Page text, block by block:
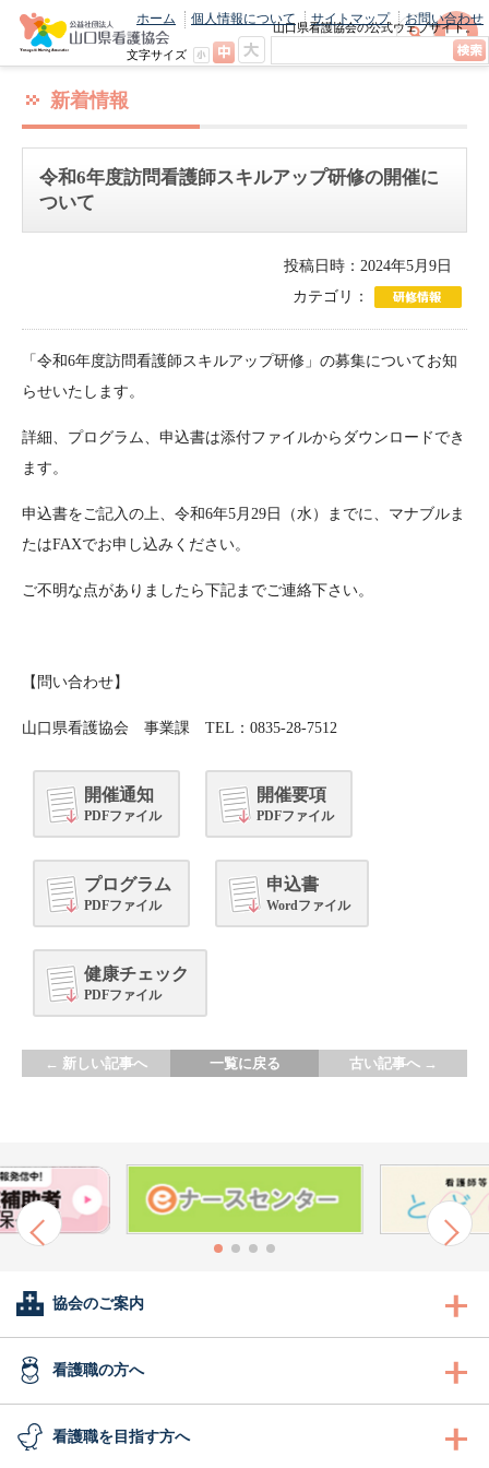
山口県看護協会の公式ウェブサイト。
最新のニュースやお知らせをいち早くお
ホーム 個人情報について サイトマップ お問い合わせ
文字サイズ
新着情報
令和6年度訪問看護師スキルアップ研修の開催に
ついて
投稿日時：2024年5月9日
カテゴリ：
「令和6年度訪問看護師スキルアップ研修」の募集についてお知
らせいたします。
詳細、プログラム、申込書は添付ファイルからダウンロードでき
ます。
申込書をご記入の上、令和6年5月29日（水）までに、マナブルま
たはFAXでお申し込みください。
ご不明な点がありましたら下記までご連絡下さい。
【問い合わせ】
山口県看護協会 事業課 TEL：0835-28-7512
開催通知
PDFファイル
開催要項
PDFファイル
プログラム
PDFファイル
申込書
Wordファイル
健康チェック
PDFファイル
← 新しい記事へ 一覧に戻る 古い記事へ →
協会のご案内
会長あいさつ
協会概要
看護職の方へ
看護職の方へ
看護職を目指す方へ